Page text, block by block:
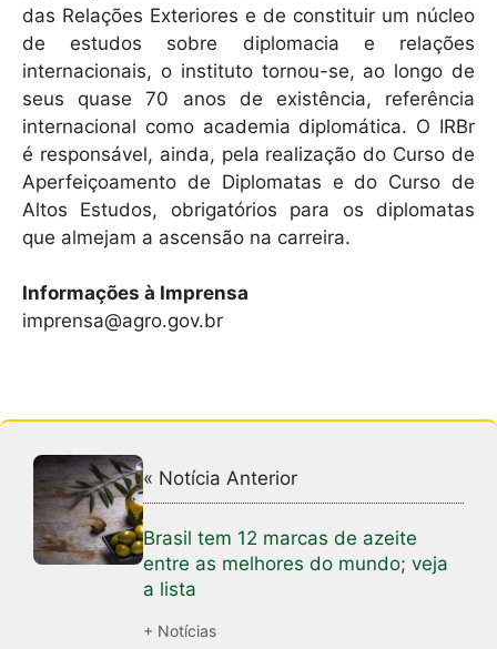
das Relações Exteriores e de constituir um núcleo
de estudos sobre diplomacia e relações
internacionais, o instituto tornou-se, ao longo de
seus quase 70 anos de existência, referência
internacional como academia diplomática. O IRBr
é responsável, ainda, pela realização do Curso de
Aperfeiçoamento de Diplomatas e do Curso de
Altos Estudos, obrigatórios para os diplomatas
que almejam a ascensão na carreira.
Informações à Imprensa
imprensa@agro.gov.br
« Notícia Anterior
Brasil tem 12 marcas de azeite
entre as melhores do mundo; veja
a lista
+ Notícias